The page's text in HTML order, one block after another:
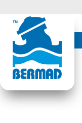
Skip
content